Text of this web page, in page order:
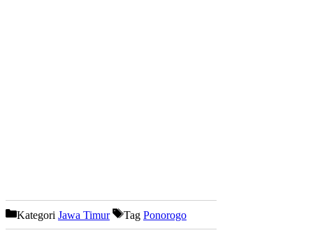
Kategori Jawa Timur Tag Ponorogo